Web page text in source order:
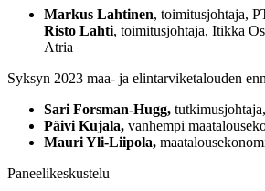
Markus Lahtinen, toimitusjohtaja,
Risto Lahti, toimitusjohtaja, Itikka
Atria
Syksyn 2023 maa- ja elintarviketalouden
Sari Forsman-Hugg,
Päivi Kujala, vanhempi
Mauri Yli-Liipola,
Paneelikeskustelu